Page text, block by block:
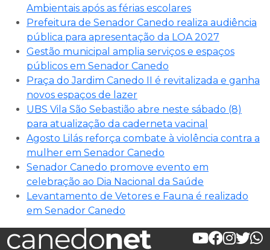
Ambientais após as férias escolares
Prefeitura de Senador Canedo realiza audiência
pública para apresentação da LOA 2027
Gestão municipal amplia serviços e espaços
públicos em Senador Canedo
Praça do Jardim Canedo II é revitalizada e ganha
novos espaços de lazer
UBS Vila São Sebastião abre neste sábado (8)
para atualização da caderneta vacinal
Agosto Lilás reforça combate à violência contra a
mulher em Senador Canedo
Senador Canedo promove evento em
celebração ao Dia Nacional da Saúde
Levantamento de Vetores e Fauna é realizado
em Senador Canedo